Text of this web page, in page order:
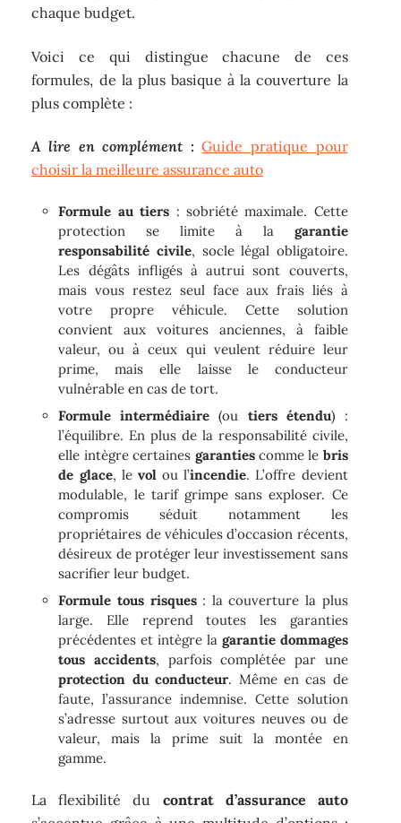
chaque budget.
Voici ce qui distingue chacune de ces
formules, de la plus basique à la couverture la
plus complète :
A lire en complément : Guide pratique pour
choisir la meilleure assurance auto
Formule au tiers : sobriété maximale. Cette
protection se limite à la garantie
responsabilité civile, socle légal obligatoire.
Les dégâts infligés à autrui sont couverts,
mais vous restez seul face aux frais liés à
votre propre véhicule. Cette solution
convient aux voitures anciennes, à faible
valeur, ou à ceux qui veulent réduire leur
prime, mais elle laisse le conducteur
vulnérable en cas de tort.
Formule intermédiaire (ou tiers étendu) :
l’équilibre. En plus de la responsabilité civile,
elle intègre certaines garantiescomme le bris
de glace, le volou l’incendie. L’offre devient
modulable, le tarif grimpe sans exploser. Ce
compromis séduit notamment les
propriétaires de véhicules d’occasion récents,
désireux de protéger leur investissement sans
sacrifier leur budget.
Formule tous risques: la couverture la plus
large. Elle reprend toutes les garanties
précédentes et intègre la garantie dommages
tous accidents, parfois complétée par une
protection du conducteur. Même en cas de
faute, l’assurance indemnise. Cette solution
s’adresse surtout aux voitures neuves ou de
valeur, mais la prime suit la montée en
gamme.
La flexibilité du contrat d’assurance auto